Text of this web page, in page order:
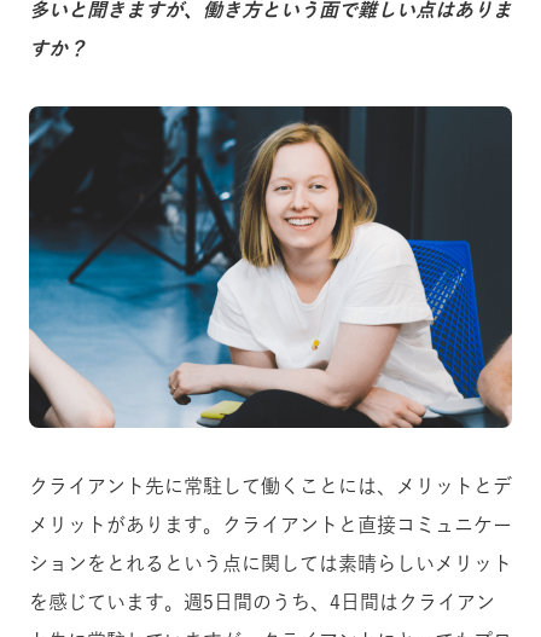
多いと聞きますが、働き方という面で難しい点はありま
すか？
クライアント先に常駐して働くことには、メリットとデ
メリットがあります。クライアントと直接コミュニケー
ションをとれるという点に関しては素晴らしいメリット
を感じています。週5日間のうち、4日間はクライアン